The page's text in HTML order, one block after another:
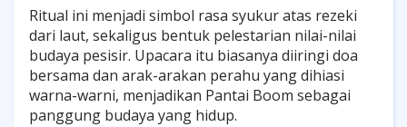
Ritual ini menjadi simbol rasa syukur atas rezeki
dari laut, sekaligus bentuk pelestarian nilai-nilai
budaya pesisir. Upacara itu biasanya diiringi doa
bersama dan arak-arakan perahu yang dihiasi
warna-warni, menjadikan Pantai Boom sebagai
panggung budaya yang hidup.